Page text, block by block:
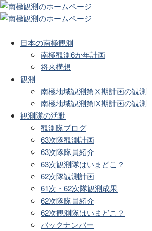
日本の南極観測
南極観測6か年計画
将来構想
観測
南極地域観測第Ⅹ期計画の観測
南極地域観測第Ⅸ期計画の観測
観測隊の活動
観測隊ブログ
63次隊観測計画
63次隊隊員紹介
63次観測隊はいまどこ？
62次隊観測計画
61次・62次隊観測成果
62次隊隊員紹介
62次観測隊はいまどこ？
バックナンバー